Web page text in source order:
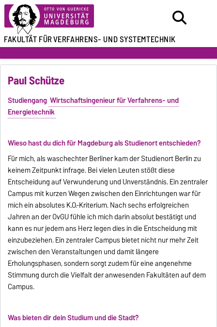
FAKULTÄT FÜRVERFAHRENS- UND SYSTEMTECHNIK
Paul Schütze
Studiengang Wirtschaftsingenieur für Verfahrens- und
Energietechnik
Wieso hast du dich für Magdeburg als Studienort entschieden?
Für mich, als waschechter Berliner kam der Studienort Berlin zu
keinem Zeitpunkt infrage. Bei vielen Leuten stößt diese
Entscheidung auf Verwunderung und Unverständnis. Ein zentraler
Campus mit kurzen Wegen zwischen den Einrichtungen war für
mich ein absolutes K.O.-Kriterium. Nach sechs erfolgreichen
Jahren an der OvGU fühle ich mich darin absolut bestätigt und
kann es nur jedem ans Herz legen dies in die Entscheidung mit
einzubeziehen. Ein zentraler Campus bietet nicht nur mehr Zeit
zwischen den Veranstaltungen und damit längere
Erholungsphasen, sondern sorgt zudem für eine angenehme
Stimmung durch die Vielfalt der anwesenden Fakultäten auf dem
Campus.
Was bieten dir dein Studium und die Stadt?